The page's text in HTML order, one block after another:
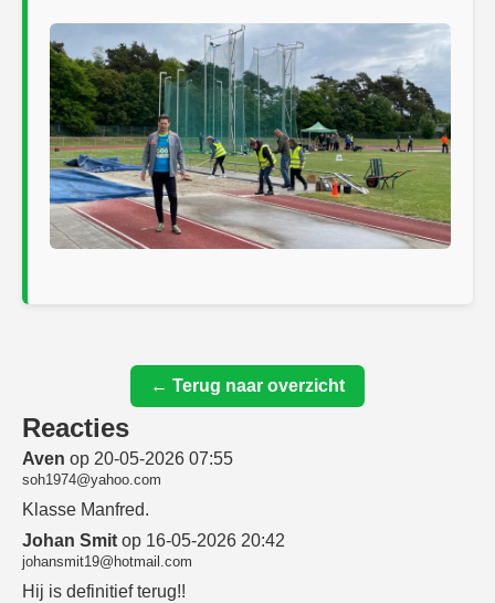
← Terug naar overzicht
Reacties
Aven op 20-05-2026 07:55
soh1974@yahoo.com
Klasse Manfred.
Johan Smit op 16-05-2026 20:42
johansmit19@hotmail.com
Hij is definitief terug!!